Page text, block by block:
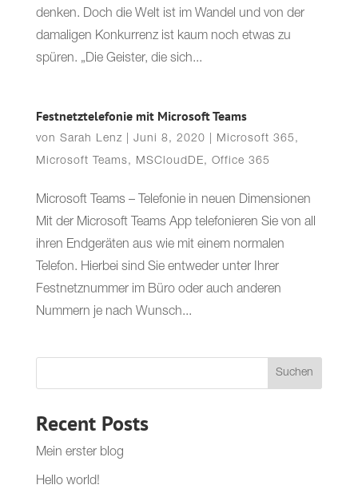
denken. Doch die Welt ist im Wandel und von der
damaligen Konkurrenz ist kaum noch etwas zu
spüren. „Die Geister, die sich...
Festnetztelefonie mit Microsoft Teams
von Sarah Lenz| Juni 8, 2020 Microsoft 365 ,
Microsoft Teams, MSCloudDE, Office 365
Microsoft Teams – Telefonie in neuen Dimensionen
Mit der Microsoft Teams App telefonieren Sie von all
ihren Endgeräten aus wie mit einem normalen
Telefon. Hierbei sind Sie entweder unter Ihrer
Festnetznummer im Büro oder auch anderen
Nummern je nach Wunsch...
Suchen
Recent Posts
Mein erster blog
Hello world!